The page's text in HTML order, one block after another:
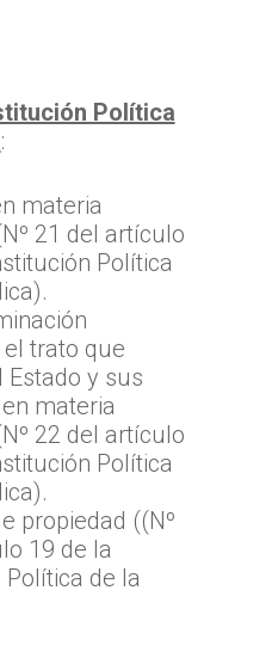
Política
:
materia
21 del artículo
Política
trato que
Estado y sus
materia
22 del artículo
Política
propiedad ((Nº
19 de la
de la